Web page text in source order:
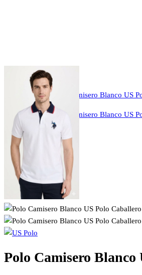
Click to enlarge
Polo Camisero Blanco